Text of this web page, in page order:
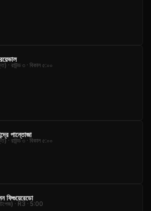
· রাউন্ড ৩ · বিকাল ৫:০০
পান্তোজা
· রাউন্ড ৩ · বিকাল ৫:০০
ফিগুয়েরেডো
· R3 · 5:00